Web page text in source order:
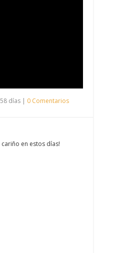
días | 0 Comentarios
en estos días!